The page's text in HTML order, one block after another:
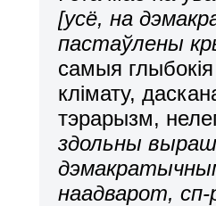
[усё, на
пастаўлены
самыя
клімату,
тэрарызм,
здольны
наадварот,